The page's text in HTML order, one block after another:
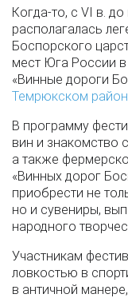
Когда-то, с VI в. до
располагалась
Боспорского
мест Юга России
«Винные дороги
Темрюкском
В программу
вин и знакомство
а также
«Винных дорог
приобрести не
но и сувениры,
народного
Участникам
ловкостью в
в античной